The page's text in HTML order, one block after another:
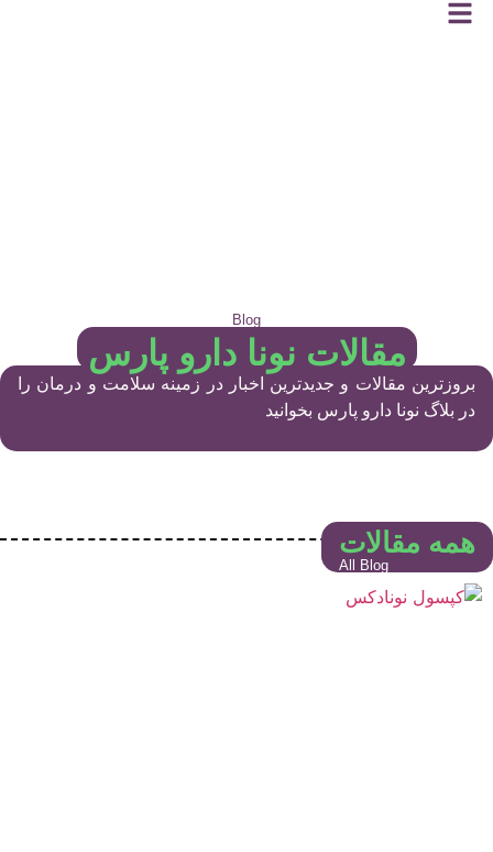
مقالات نونا دارو پارس
Blog
بروزترین مقالات و جدیدترین اخبار در زمینه سلامت و درمان را
در بلاگ نونا دارو پارس بخوانید
همه مقالات
All Blog